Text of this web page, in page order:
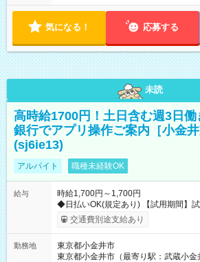
気になる！ 応募する
未読
高時給1700円！土日含む週3日働
銀行でアプリ操作ご案内［小金井
(sj6ie13)
アルバイト 職種未経験OK
給与
時給1,700円～1,700円
◆日払いOK(規定あり) 【試
交通費別途支給あり
勤務地
東京都小金井市
東京都小金井市（最寄り駅：武蔵小金